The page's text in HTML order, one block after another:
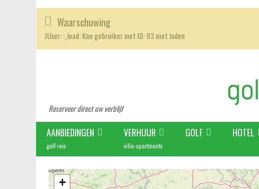
Waarschuwing
JUser: :_load: Kan gebruiker met ID: 93 niet laden
Reserveer direct uw verblijf
AANBIEDINGEN
golf reis
VERHUUR
villa-apartments
GOLF HOTEL
+